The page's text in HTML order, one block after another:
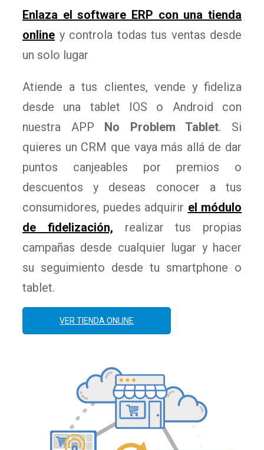
Enlaza el software ERP con una tienda
online y controla todas tus ventas desde
un solo lugar
Atiende a tus clientes, vende y fideliza
desde una tablet IOS o Android con
nuestra APP No Problem Tablet. Si
quieres un CRM que vaya más allá de dar
puntos canjeables por premios o
descuentos y deseas conocer a tus
consumidores, puedes adquirir el módulo
de fidelización, realizar tus propias
campañas desde cualquier lugar y hacer
su seguimiento desde tu smartphone o
tablet.
VER TIENDA ONLINE